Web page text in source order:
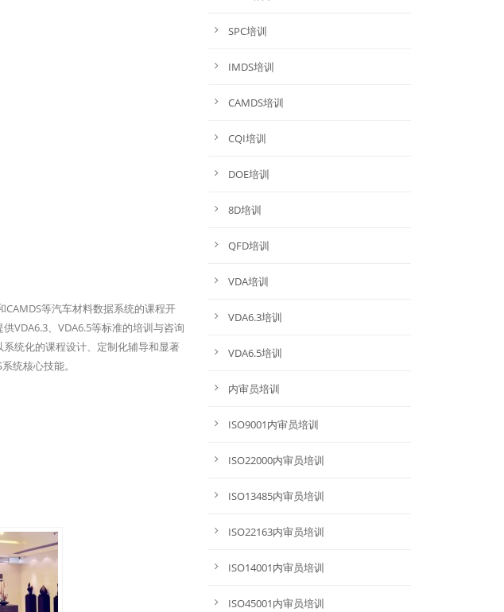
等汽车材料数据系统的课程开
VDA6.3、VDA6.5等标准的培训与咨询
统化的课程设计、定制化辅导和显著
统核心技能。
SPC培训
IMDS培训
CAMDS培训
CQI培训
DOE培训
8D培训
QFD培训
VDA培训
VDA6.3培训
VDA6.5培训
内审员培训
ISO9001内审员培训
ISO22000内审员培训
ISO13485内审员培训
ISO22163内审员培训
ISO14001内审员培训
ISO45001内审员培训